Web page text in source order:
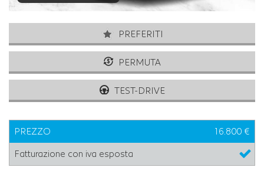
PREFERITI
PERMUTA
TEST-DRIVE
PREZZO 16.800 €
Fatturazione con iva esposta